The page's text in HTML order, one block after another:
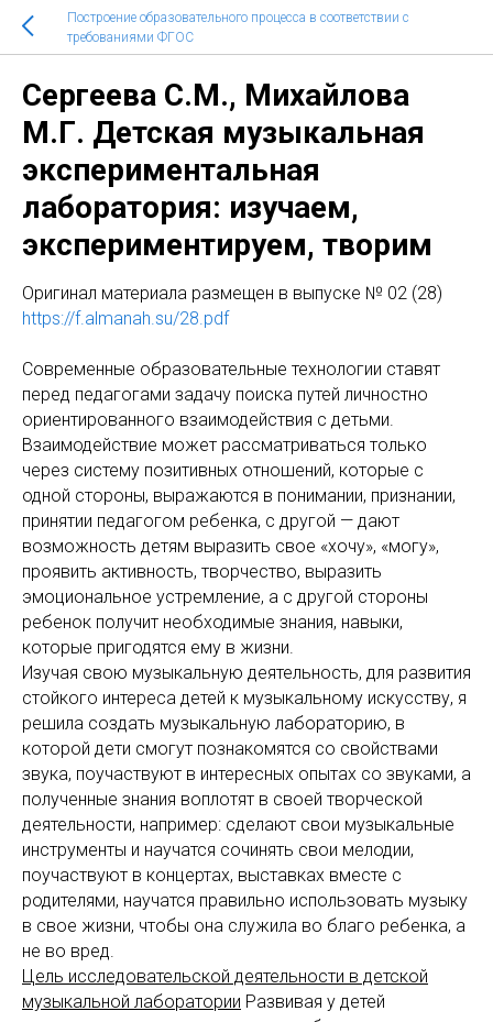
Построение образовательного процесса в соответствии с
требованиями ФГОС
Сергеева С.М., Михайлова
М.Г. Детская музыкальная
экспериментальная
лаборатория: изучаем,
экспериментируем, творим
Оригинал материала размещен в выпуске № 02 (28)
https://f.almanah.su/28.pdf
Современные образовательные технологии ставят
перед педагогами задачу поиска путей личностно
ориентированного взаимодействия с детьми.
Взаимодействие может рассматриваться только
через систему позитивных отношений, которые с
одной стороны, выражаются в понимании, признании,
принятии педагогом ребенка, с другой — дают
возможность детям выразить свое «хочу», «могу»,
проявить активность, творчество, выразить
эмоциональное устремление, а с другой стороны
ребенок получит необходимые знания, навыки,
которые пригодятся ему в жизни.
Изучая свою музыкальную деятельность, для развития
стойкого интереса детей к музыкальному искусству, я
решила создать музыкальную лабораторию, в
которой дети смогут познакомятся со свойствами
звука, поучаствуют в интересных опытах со звуками, а
полученные знания воплотят в своей творческой
деятельности, например: сделают свои музыкальные
инструменты и научатся сочинять свои мелодии,
поучаствуют в концертах, выставках вместе с
родителями, научатся правильно использовать музыку
в свое жизни, чтобы она служила во благо ребенка, а
не во вред.
Цель исследовательской деятельности в детской
музыкальной лаборатории Развивая у детей